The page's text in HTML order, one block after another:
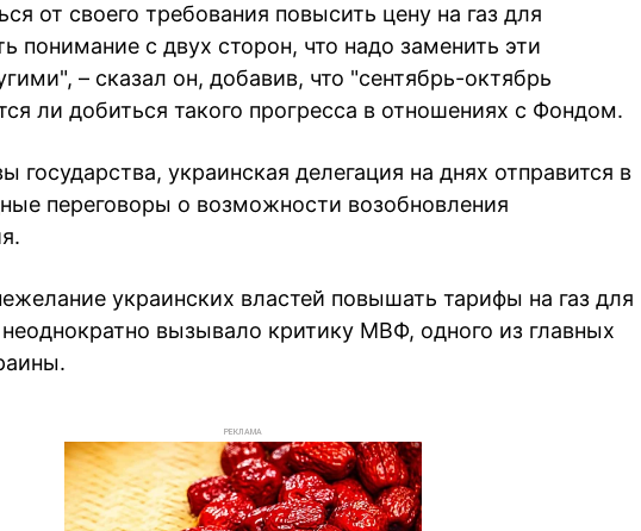
от своего требования повысить цену на газ для
понимание с двух сторон, что надо заменить эти
– сказал он, добавив, что "сентябрь-октябрь
ли добиться такого прогресса в отношениях с Фондом.
государства, украинская делегация на днях отправится в
переговоры о возможности возобновления
украинских властей повышать тарифы на газ для
вызывало критику МВФ, одного из главных
РЕКЛАМА